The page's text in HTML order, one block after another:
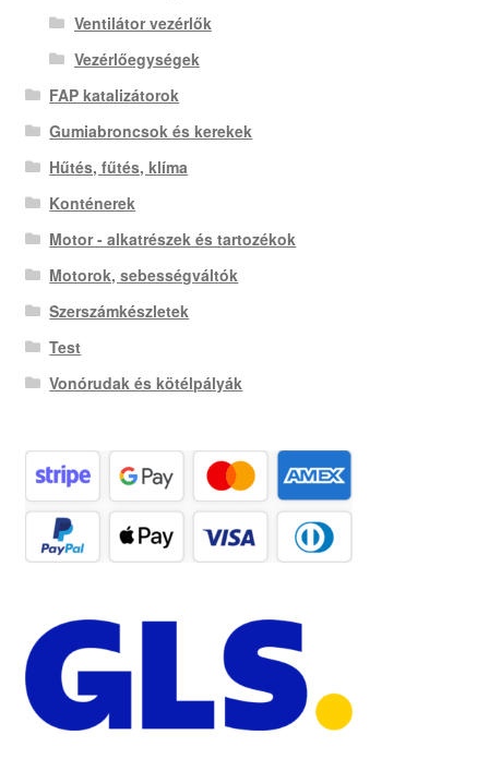
Ventilátor vezérlők
Vezérlőegységek
FAP katalizátorok
Gumiabroncsok és kerekek
Hűtés, fűtés, klíma
Konténerek
Motor - alkatrészek és tartozékok
Motorok, sebességváltók
Szerszámkészletek
Test
Vonórudak és kötélpályák